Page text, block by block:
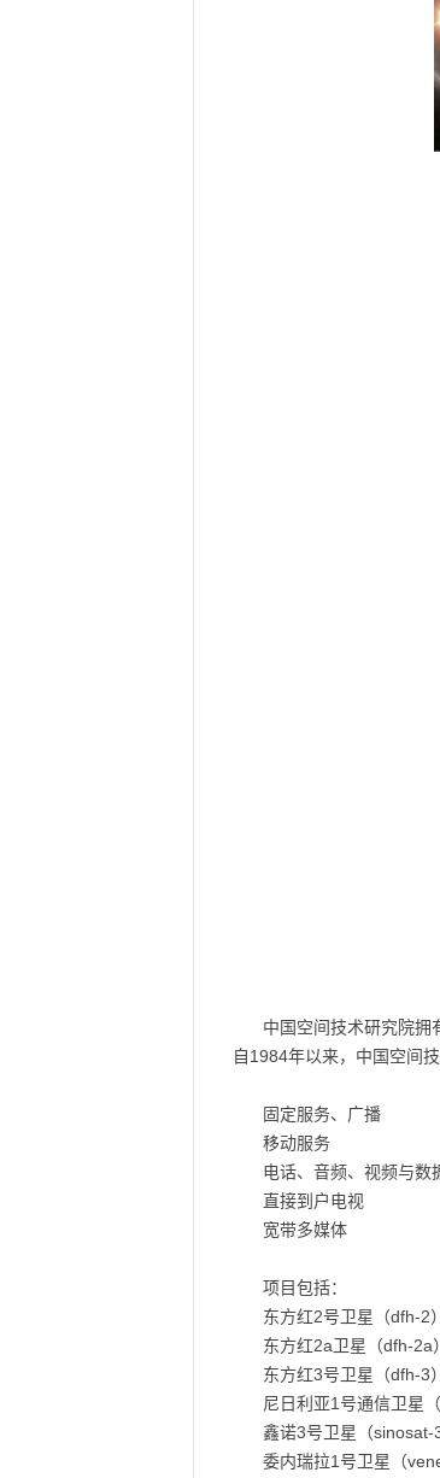
中国空间技术研究院拥
自1984年以来，中国空间
固定服务、广播
移动服务
电话、音频、视频与数
直接到户电视
宽带多媒体
项目包括：
东方红2号卫星（dfh-2）
东方红2a卫星（dfh-2a）
东方红3号卫星（dfh-3）
尼日利亚1号通信卫星
鑫诺3号卫星（sinosat-3
委内瑞拉1号卫星（